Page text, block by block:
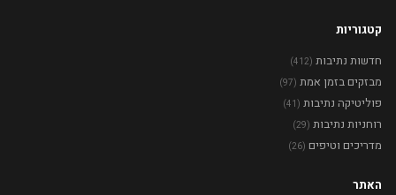
קטגוריות
חדשות נתיבות (412)
מבזקים בזמן אמת (97)
פוליטיקה נתיבות (41)
רוחניות נתיבות (29)
מדריכים וטיפים (26)
האתר